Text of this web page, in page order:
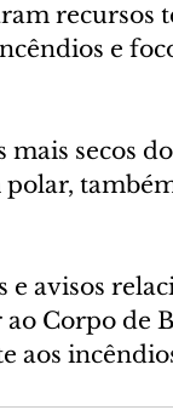
recursos
e
mais secos
polar,
avisos
Corpo de
aos